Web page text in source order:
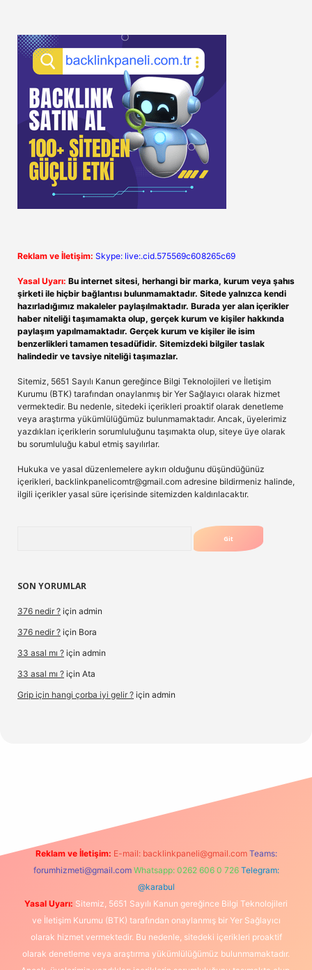
Reklam ve İletişim: Skype: live:.cid.575569c608265c69
Yasal Uyarı: Bu internet sitesi, herhangi bir marka, kurum veya şahıs
şirketi ile hiçbir bağlantısı bulunmamaktadır. Sitede yalnızca kendi
hazırladığımız makaleler paylaşılmaktadır. Burada yer alan içerikler
haber niteliği taşımamakta olup, gerçek kurum ve kişiler hakkında
paylaşım yapılmamaktadır. Gerçek kurum ve kişiler ile isim
benzerlikleri tamamen tesadüfidir. Sitemizdeki bilgiler taslak
halindedir ve tavsiye niteliği taşımazlar.
Sitemiz, 5651 Sayılı Kanun gereğince Bilgi Teknolojileri ve İletişim
Kurumu (BTK) tarafından onaylanmış bir Yer Sağlayıcı olarak hizmet
vermektedir. Bu nedenle, sitedeki içerikleri proaktif olarak denetleme
veya araştırma yükümlülüğümüz bulunmamaktadır. Ancak, üyelerimiz
yazdıkları içeriklerin sorumluluğunu taşımakta olup, siteye üye olarak
bu sorumluluğu kabul etmiş sayılırlar.
Hukuka ve yasal düzenlemelere aykırı olduğunu düşündüğünüz
içerikleri, backlinkpanelicomtr@gmail.com adresine bildirmeniz halinde,
ilgili içerikler yasal süre içerisinde sitemizden kaldırılacaktır.
SON YORUMLAR
376 nedir ? için admin
376 nedir ? için Bora
33 asal mı ? için admin
33 asal mı ? için Ata
Grip için hangi çorba iyi gelir ? için admin
Reklam ve İletişim: E-mail: backlinkpaneli@gmail.com Teams:
forumhizmeti@gmail.com Whatsapp: 0262 606 0 726 Telegram:
@karabul
Yasal Uyarı: Sitemiz, 5651 Sayılı Kanun gereğince Bilgi Teknolojileri
ve İletişim Kurumu (BTK) tarafından onaylanmış bir Yer Sağlayıcı
olarak hizmet vermektedir. Bu nedenle, sitedeki içerikleri proaktif
olarak denetleme veya araştırma yükümlülüğümüz bulunmamaktadır.